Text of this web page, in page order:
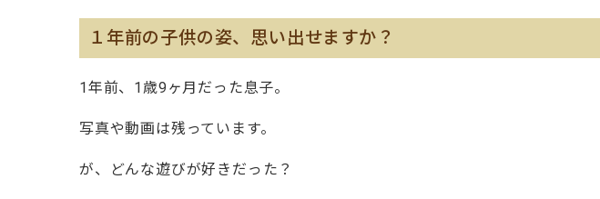
１年前の子供の姿、思い出せますか？
1年前、1歳9ヶ月だった息子。
写真や動画は残っています。
が、どんな遊びが好きだった？